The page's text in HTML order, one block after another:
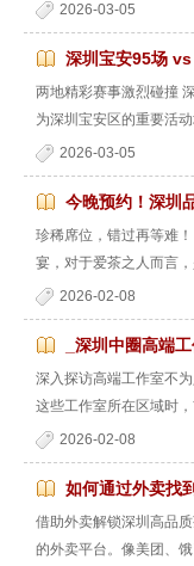
2026-03-05
深圳宝安95场
两地精彩赛事激烈碰撞
为深圳宝安区的重要活
2026-03-05
今晚预约！深圳
珍稀席位，错过再等难
宴，对于爱茶之人而言
2026-02-08
_深圳中圈高端
深入探访高端工作室不
这些工作室所在区域时
2026-02-08
如何通过外卖找
借助外卖解锁深圳高品
的外卖平台。像美团、